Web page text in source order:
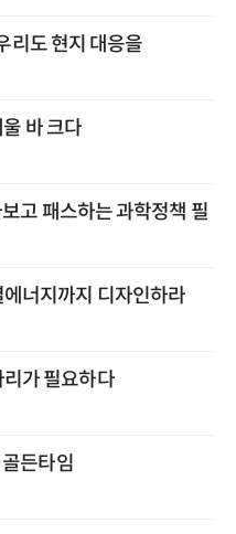
리도 현지 대응을
바 크다
고 패스하는 과학정책 필
너지까지 디자인하라
가 필요하다
든타임